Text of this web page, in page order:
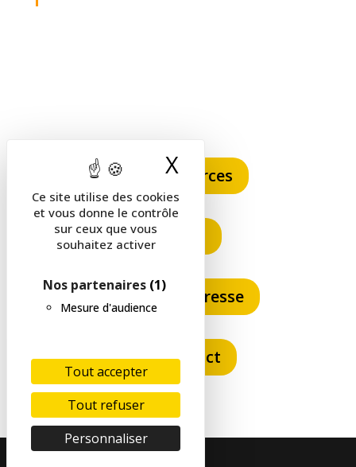
Ce site utilise des cookies
et vous donne le contrôle
sur ceux que vous
souhaitez activer
Nos partenaires (1)
Mesure d'audience
Tout accepter
Tout refuser
Personnaliser
X Masquer le
Ressources
Espace presse
Contact